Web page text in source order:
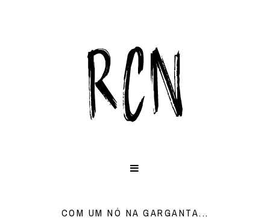
COM UM NÓ NA GARGANTA...